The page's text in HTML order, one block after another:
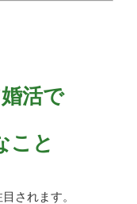
活で
こと
されます。